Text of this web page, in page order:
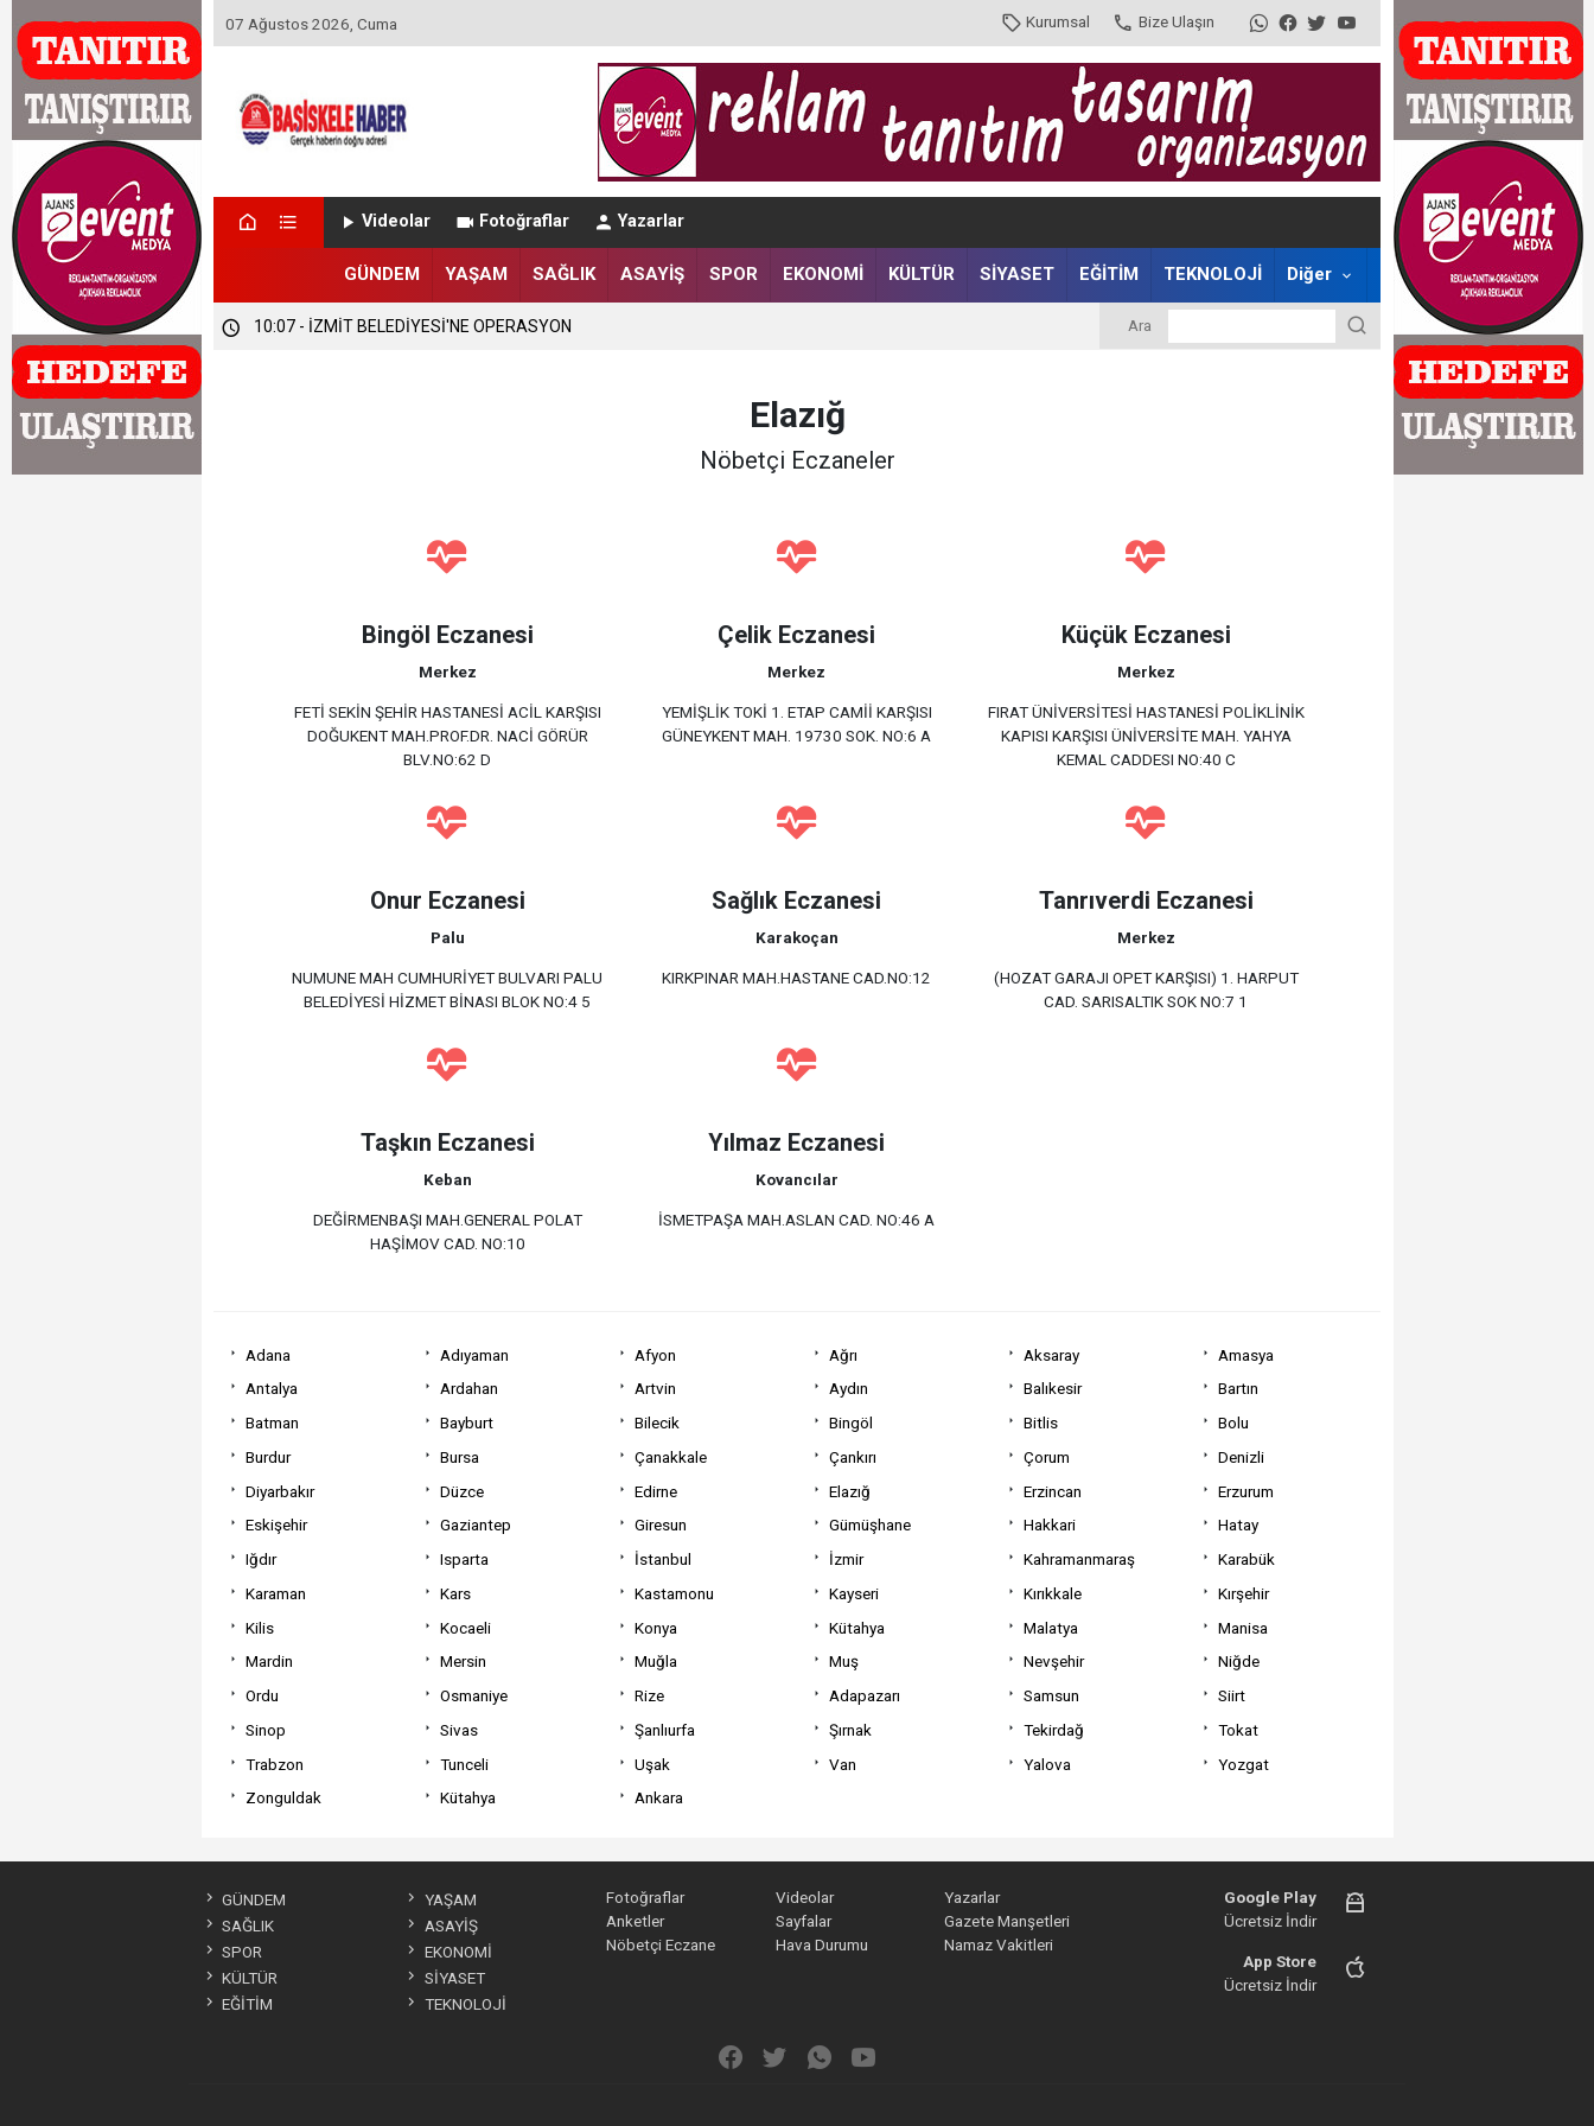
07 Ağustos 2026, Cuma Kurumsal Bize Ulaşın
Videolar Fotoğraflar Yazarlar
GÜNDEM YAŞAM SAĞLIK ASAYİŞ SPOR EKONOMİ KÜLTÜR SİYASET EĞİTİM TEKNOLOJİ Diğer
10:07 - İZMİT BELEDİYESİ'NE OPERASYON Ara
Elazığ
Nöbetçi Eczaneler
Bingöl Eczanesi
Merkez
FETİ SEKİN ŞEHİR HASTANESİ ACİL KARŞISI
DOĞUKENT MAH.PROF.DR. NACİ GÖRÜR
BLV.NO:62 D
Çelik Eczanesi
Merkez
YEMİŞLİK TOKİ 1. ETAP CAMİİ KARŞISI
GÜNEYKENT MAH. 19730 SOK. NO:6 A
Küçük Eczanesi
Merkez
FIRAT ÜNİVERSİTESİ HASTANESİ POLİKLİNİK
KAPISI KARŞISI ÜNİVERSİTE MAH. YAHYA
KEMAL CADDESI NO:40 C
Onur Eczanesi
Palu
NUMUNE MAH CUMHURİYET BULVARI PALU
BELEDİYESİ HİZMET BİNASI BLOK NO:4 5
Sağlık Eczanesi
Karakoçan
KIRKPINAR MAH.HASTANE CAD.NO:12
Tanrıverdi Eczanesi
Merkez
(HOZAT GARAJI OPET KARŞISI) 1. HARPUT
CAD. SARISALTIK SOK NO:7 1
Taşkın Eczanesi
Keban
DEĞİRMENBAŞI MAH.GENERAL POLAT
HAŞİMOV CAD. NO:10
Yılmaz Eczanesi
Kovancılar
İSMETPAŞA MAH.ASLAN CAD. NO:46 A
Adana Adıyaman Afyon Ağrı Aksaray
Amasya
Antalya
Ardahan Artvin Aydın Balıkesir
Bartın
Batman
Bayburt Bilecik Bingöl Bitlis
Bolu
Burdur
Bursa Çanakkale Çankırı Çorum
Denizli
Diyarbakır
Düzce Edirne Elazığ Erzincan
Erzurum
Eskişehir
Gaziantep Giresun Gümüşhane Hakkari
Hatay
Iğdır
Isparta İstanbul İzmir Kahramanmaraş
Karabük
Karaman
Kars Kastamonu Kayseri Kırıkkale
Kırşehir
Kilis
Kocaeli Konya Kütahya Malatya
Manisa
Mardin
Mersin Muğla Muş Nevşehir
Niğde
Ordu
Osmaniye Rize Adapazarı Samsun
Siirt
Sinop
Sivas Şanlıurfa Şırnak Tekirdağ
Tokat
Trabzon
Tunceli Uşak Van Yalova
Yozgat
Zonguldak
Kütahya Ankara
GÜNDEM
YAŞAM
SAĞLIK
ASAYİŞ
SPOR
EKONOMİ
KÜLTÜR
SİYASET
EĞİTİM
TEKNOLOJİ
Fotoğraflar Videolar
Yazarlar
Anketler
Sayfalar
Gazete Manşetleri
Nöbetçi Eczane
Hava Durumu Namaz Vakitleri
Google Play
Ücretsiz İndir
App Store
Ücretsiz İndir